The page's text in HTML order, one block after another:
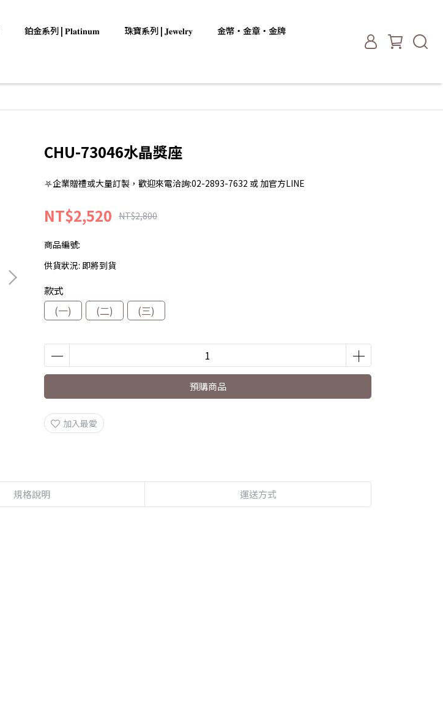
鉑金系列 | 𝐏𝐥𝐚𝐭𝐢𝐧𝐮𝐦 珠寶系列 | 𝐉𝐞𝐰𝐞𝐥𝐫𝐲
金幣・金章・金牌
CHU-73046水晶獎座
⛧企業贈禮或大量訂製，歡迎來電洽詢:02-2893-7632 或 加官方LINE
NT$2,520 NT$2,800
商品編號:
供貨狀況: 即將到貨
款式
(一)
(二) (三)
預購商品
加入最愛
規格說明 運送方式